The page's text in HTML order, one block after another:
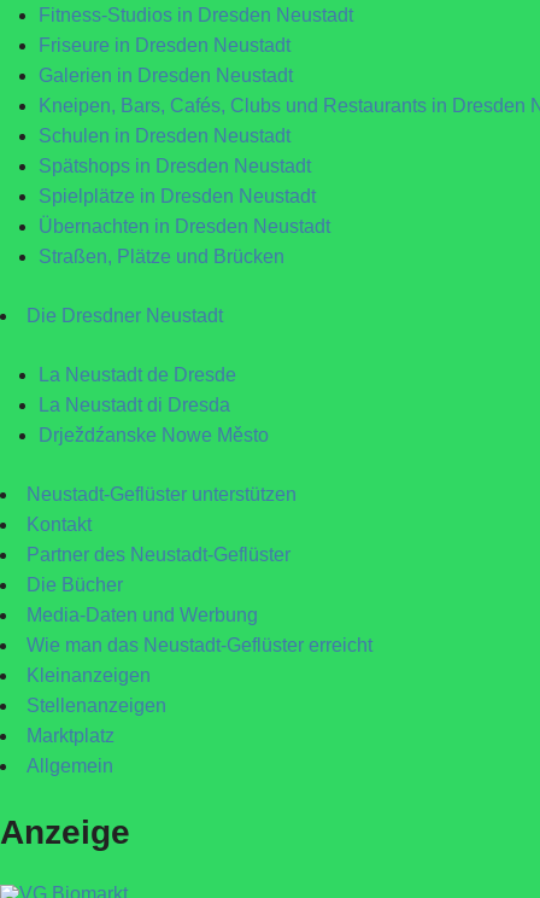
Fitness-Studios in Dresden Neustadt
Friseure in Dresden Neustadt
Galerien in Dresden Neustadt
Kneipen, Bars, Cafés, Clubs und Restaurants in Dresden
Schulen in Dresden Neustadt
Spätshops in Dresden Neustadt
Spielplätze in Dresden Neustadt
Übernachten in Dresden Neustadt
Straßen, Plätze und Brücken
Die Dresdner Neustadt
La Neustadt de Dresde
La Neustadt di Dresda
Drježdźanske Nowe Město
Neustadt-Geflüster unterstützen
Kontakt
Partner des Neustadt-Geflüster
Die Bücher
Media-Daten und Werbung
Wie man das Neustadt-Geflüster erreicht
Kleinanzeigen
Stellenanzeigen
Marktplatz
Allgemein
Anzeige